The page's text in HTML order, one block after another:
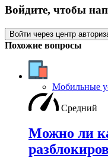
Войдите, чтобы
Войти через центр
Похожие вопросы
Мобильные
Средний
Можно ли